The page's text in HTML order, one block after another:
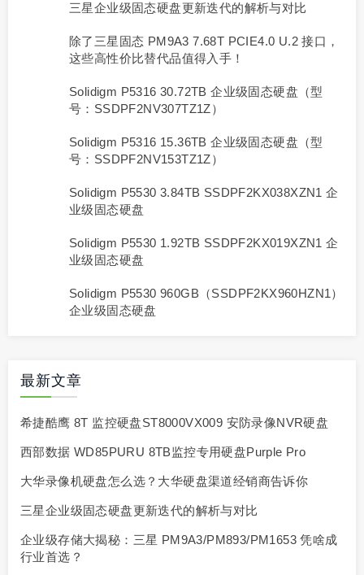
三星企业级固态硬盘更新迭代的解析与对比
除了三星固态 PM9A3 7.68T PCIE4.0 U.2 接口，
这些高性价比替代品值得入手！
Solidigm P5316 30.72TB 企业级固态硬盘（型
号：SSDPF2NV307TZ1Z）
Solidigm P5316 15.36TB 企业级固态硬盘（型
号：SSDPF2NV153TZ1Z）
Solidigm P5530 3.84TB SSDPF2KX038XZN1 企
业级固态硬盘
Solidigm P5530 1.92TB SSDPF2KX019XZN1 企
业级固态硬盘
Solidigm P5530 960GB（SSDPF2KX960HZN1）
企业级固态硬盘
最新文章
希捷酷鹰 8T 监控硬盘ST8000VX009 安防录像NVR硬盘
西部数据 WD85PURU 8TB监控专用硬盘Purple Pro
大华录像机硬盘怎么选？大华硬盘渠道经销商告诉你
三星企业级固态硬盘更新迭代的解析与对比
企业级存储大揭秘：三星 PM9A3/PM893/PM1653 凭啥成
行业首选？